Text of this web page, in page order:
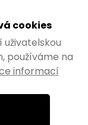
cookies
používáme na
informací